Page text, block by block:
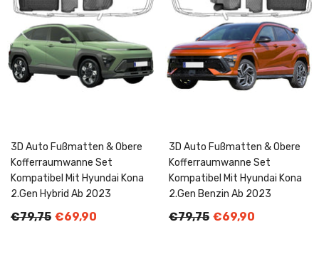
3D Auto Fußmatten & Obere
Kofferraumwanne Set
Kompatibel Mit Hyundai Kona
2.Gen Hybrid Ab 2023
€79,75 €69,90
3D Auto Fußmatten & Obere
Kofferraumwanne Set
Kompatibel Mit Hyundai Kona
2.Gen Benzin Ab 2023
€79,75 €69,90